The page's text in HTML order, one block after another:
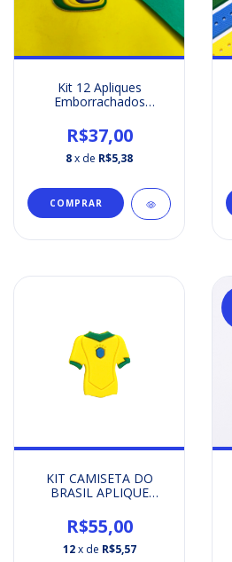
Kit 12 Apliques
Emborrachados
Mundo Brasil Futebol
R$37,00
8x de R$5,38
KIT CAMISETA DO
BRASIL APLIQUE
R$55,00
12 x de R$5,57